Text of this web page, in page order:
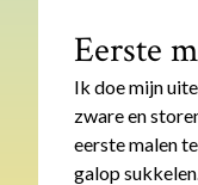
Eerste
Ik doe mijn
zware en
eerste malen
galop